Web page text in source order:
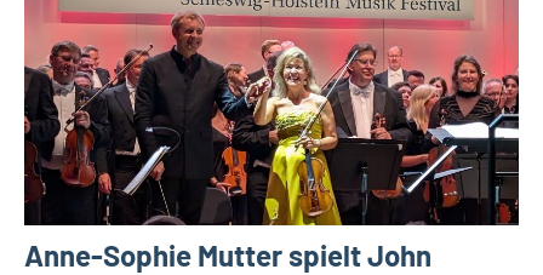
Anne-Sophie Mutter spielt John